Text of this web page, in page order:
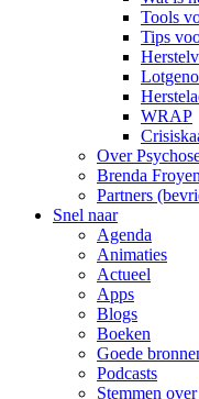
Tools
Tips
WRAP
Over
Brenda Froyen
Partners
Snel naar
Agenda
Animaties
Actueel
Apps
Blogs
Boeken
Goede
Podcasts
Stemmen